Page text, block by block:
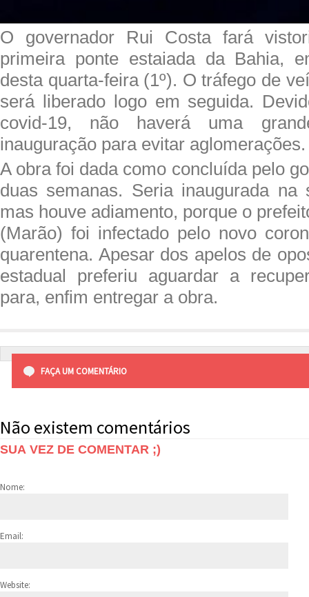
O governador Rui Costa fará
primeira ponte estaiada da Bahia,
desta quarta-feira (1º). O tráfego de
será liberado logo em seguida.
covid-19, não haverá uma
inauguração para evitar aglomerações.
A obra foi dada como concluída pelo
duas semanas. Seria inaugurada na
mas houve adiamento, porque o
(Marão) foi infectado pelo novo
quarentena. Apesar dos apelos de
estadual preferiu aguardar a
para, enfim entregar a obra.
FAÇA UM COMENTÁRIO
Não existem comentários
SUA VEZ DE COMENTAR ;)
Nome:
Email:
Website: